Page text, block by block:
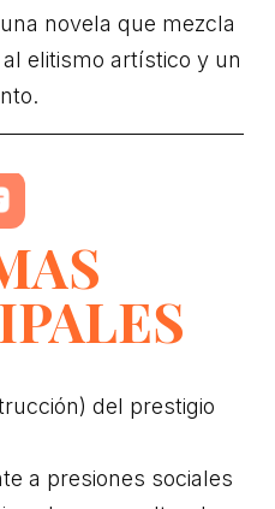
novela que mezcla
elitismo artístico y un
del prestigio
a presiones sociales